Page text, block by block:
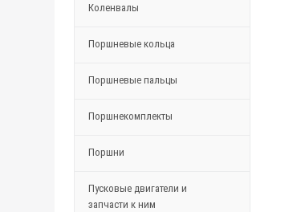
Коленвалы
Поршневые кольца
Поршневые пальцы
Поршнекомплекты
Поршни
Пусковые двигатели и
запчасти к ним